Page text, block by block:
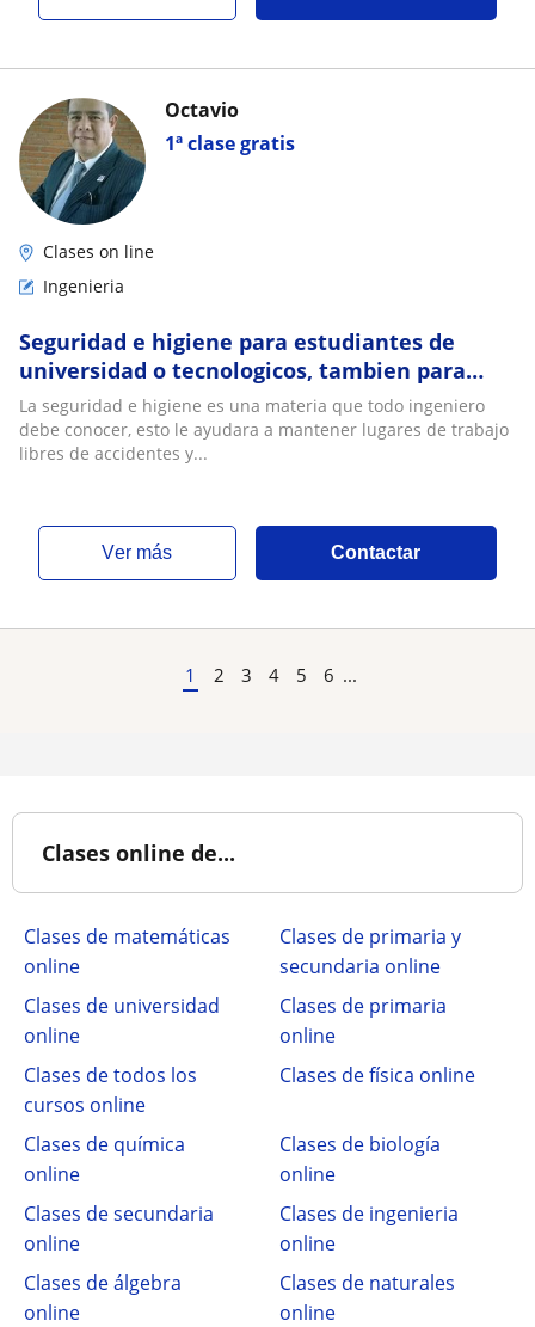
1ª clase gratis
Octavio
Clases on line
Ingenieria
Seguridad e higiene para estudiantes de
universidad o tecnologicos, tambien para
empresas que necesiten
La seguridad e higiene es una materia que todo ingeniero
debe conocer, esto le ayudara a mantener lugares de trabajo
libres de accidentes y...
ver más Contactar
1 2 3 4 5 6 ...
Clases online de...
Clases de matemáticas
online
Clases de primaria y
secundaria online
Clases de universidad
online
Clases de primaria
online
Clases de todos los
cursos online
Clases de física online
Clases de química
online
Clases de biología
online
Clases de secundaria
online
Clases de ingenieria
online
Clases de álgebra
online
Clases de naturales
online